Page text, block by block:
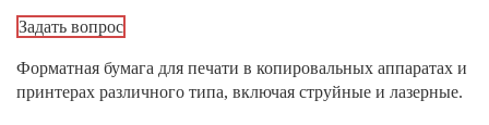
Задать вопрос
Форматная бумага для печати в копировальных аппаратах и
принтерах различного типа, включая струйные и лазерные.